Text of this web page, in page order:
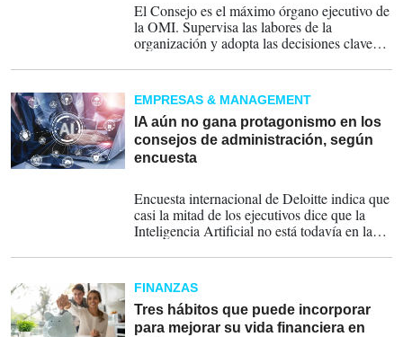
El Consejo es el máximo órgano ejecutivo de
la OMI. Supervisa las labores de la
organización y adopta las decisiones claves
internacional.
EMPRESAS & MANAGEMENT
IA aún no gana protagonismo en los
consejos de administración, según
encuesta
Encuesta internacional de Deloitte indica que
casi la mitad de los ejecutivos dice que la
Inteligencia Artificial no está todavía en la
FINANZAS
Tres hábitos que puede incorporar
para mejorar su vida financiera en